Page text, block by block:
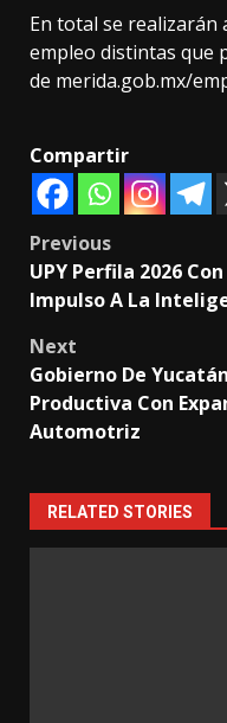
En total se realizarán
empleo distintas que
de merida.gob.mx/
Compartir
Post
navigation
Previous
UPY Perfila 2026
Impulso A La
Next
Gobierno De
Productiva Con
Automotriz
RELATED STORIES